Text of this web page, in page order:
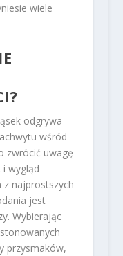
wiele
odgrywa
wśród
zwrócić uwagę
wygląd
z najprostszych
jest
Wybierając
przysmaków,